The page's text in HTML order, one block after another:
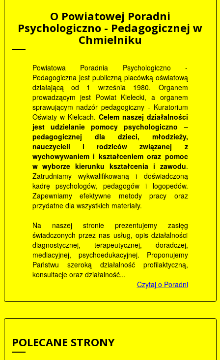
O Powiatowej Poradni
Psychologiczno - Pedagogicznej w
Chmielniku
Powiatowa Poradnia Psychologiczno -
Pedagogiczna jest publiczną placówką oświatową
działającą od 1 września 1980. Organem
prowadzącym jest Powiat Kielecki, a organem
sprawującym nadzór pedagogiczny - Kuratorium
Oświaty w Kielcach. Celem naszej działalności
jest udzielanie pomocy psychologiczno –
pedagogicznej dla dzieci, młodzieży,
nauczycieli i rodziców związanej z
wychowywaniem i kształceniem oraz pomoc
w wyborze kierunku kształcenia i zawodu.
Zatrudniamy wykwalifikowaną i doświadczoną
kadrę psychologów, pedagogów i logopedów.
Zapewniamy efektywne metody pracy oraz
przydatne dla wszystkich materiały.
Na naszej stronie prezentujemy zasięg
świadczonych przez nas usług, opis działalności
diagnostycznej, terapeutycznej, doradczej,
mediacyjnej, psychoedukacyjnej. Proponujemy
Państwu szeroką działalność profilaktyczną,
konsultacje oraz działalność...
Czytaj o Poradni
POLECANE STRONY